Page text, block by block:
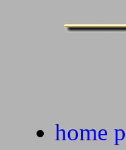
home